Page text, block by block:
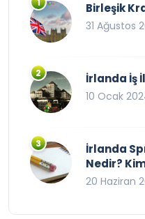
Birleşik
31 Ağustos
İrlanda İş
10 Ocak
İrlanda
Nedir?
20 Haziran